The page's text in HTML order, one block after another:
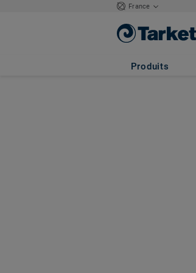
France
Produits